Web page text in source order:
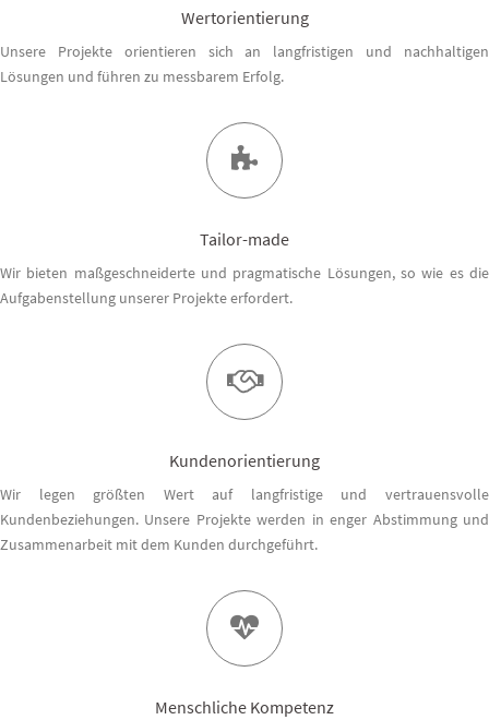
Wertorientierung
Unsere Projekte orientieren sich an langfristigen und nachhaltigen
Lösungen und führen zu messbarem Erfolg.
Tailor-made
Wir bieten maßgeschneiderte und pragmatische Lösungen, so wie es die
Aufgabenstellung unserer Projekte erfordert.
Kundenorientierung
Wir legen größten Wert auf langfristige und vertrauensvolle
Kundenbeziehungen. Unsere Projekte werden in enger Abstimmung und
Zusammenarbeit mit dem Kunden durchgeführt.
Menschliche Kompetenz